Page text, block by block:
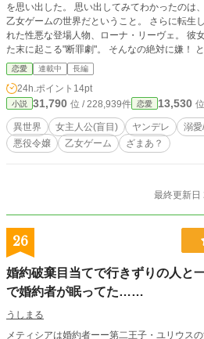
を思い出した。 思い出してみてわかったのは、自分が転生してしまったここが
乙女ゲームの世界だということ。 さらに転生した人物は、"ラスボス令嬢"と呼ば
れた性悪な登場人物、ローナ・リーヴェ。 彼女に待ち受けるのは、嫉妬に狂っ
た末に起こる"断罪劇"。 そんなの絶対に嫌！ というかそもそも私は、ローナが
性悪になる原因の王太子との婚約破棄なんか
は、幼馴染の彼なのだから。 ということで、どうやら既にローナの事を悪く思
ってない幼馴染と甘酸っぱい青春を始めようと思った
なんでまだ王子様との婚約が破棄されてないの？ ゲームじゃ兄との関係
悪じゃなかったっけ？ この年下男子が出てくるのだいぶ先じゃなかった？ なん
かやけにこの人、私に構ってくるような……というか。 なんか
ンデる…………？ 「カクヨム」様にて同
恋愛 連載中 長編
24h.ポイント 14pt
小説 31,790 位 / 228,939件 恋愛 13,530
異世界 女主人公(盲目) ヤンデレ 溺
悪役令嬢
乙女ゲーム ざまあ？
最終更新
26
婚約破棄目当てで行きずりの人と
で婚約者が眠ってた……
うしまる
メティシアは婚約者ーー第二王子・ユリウス